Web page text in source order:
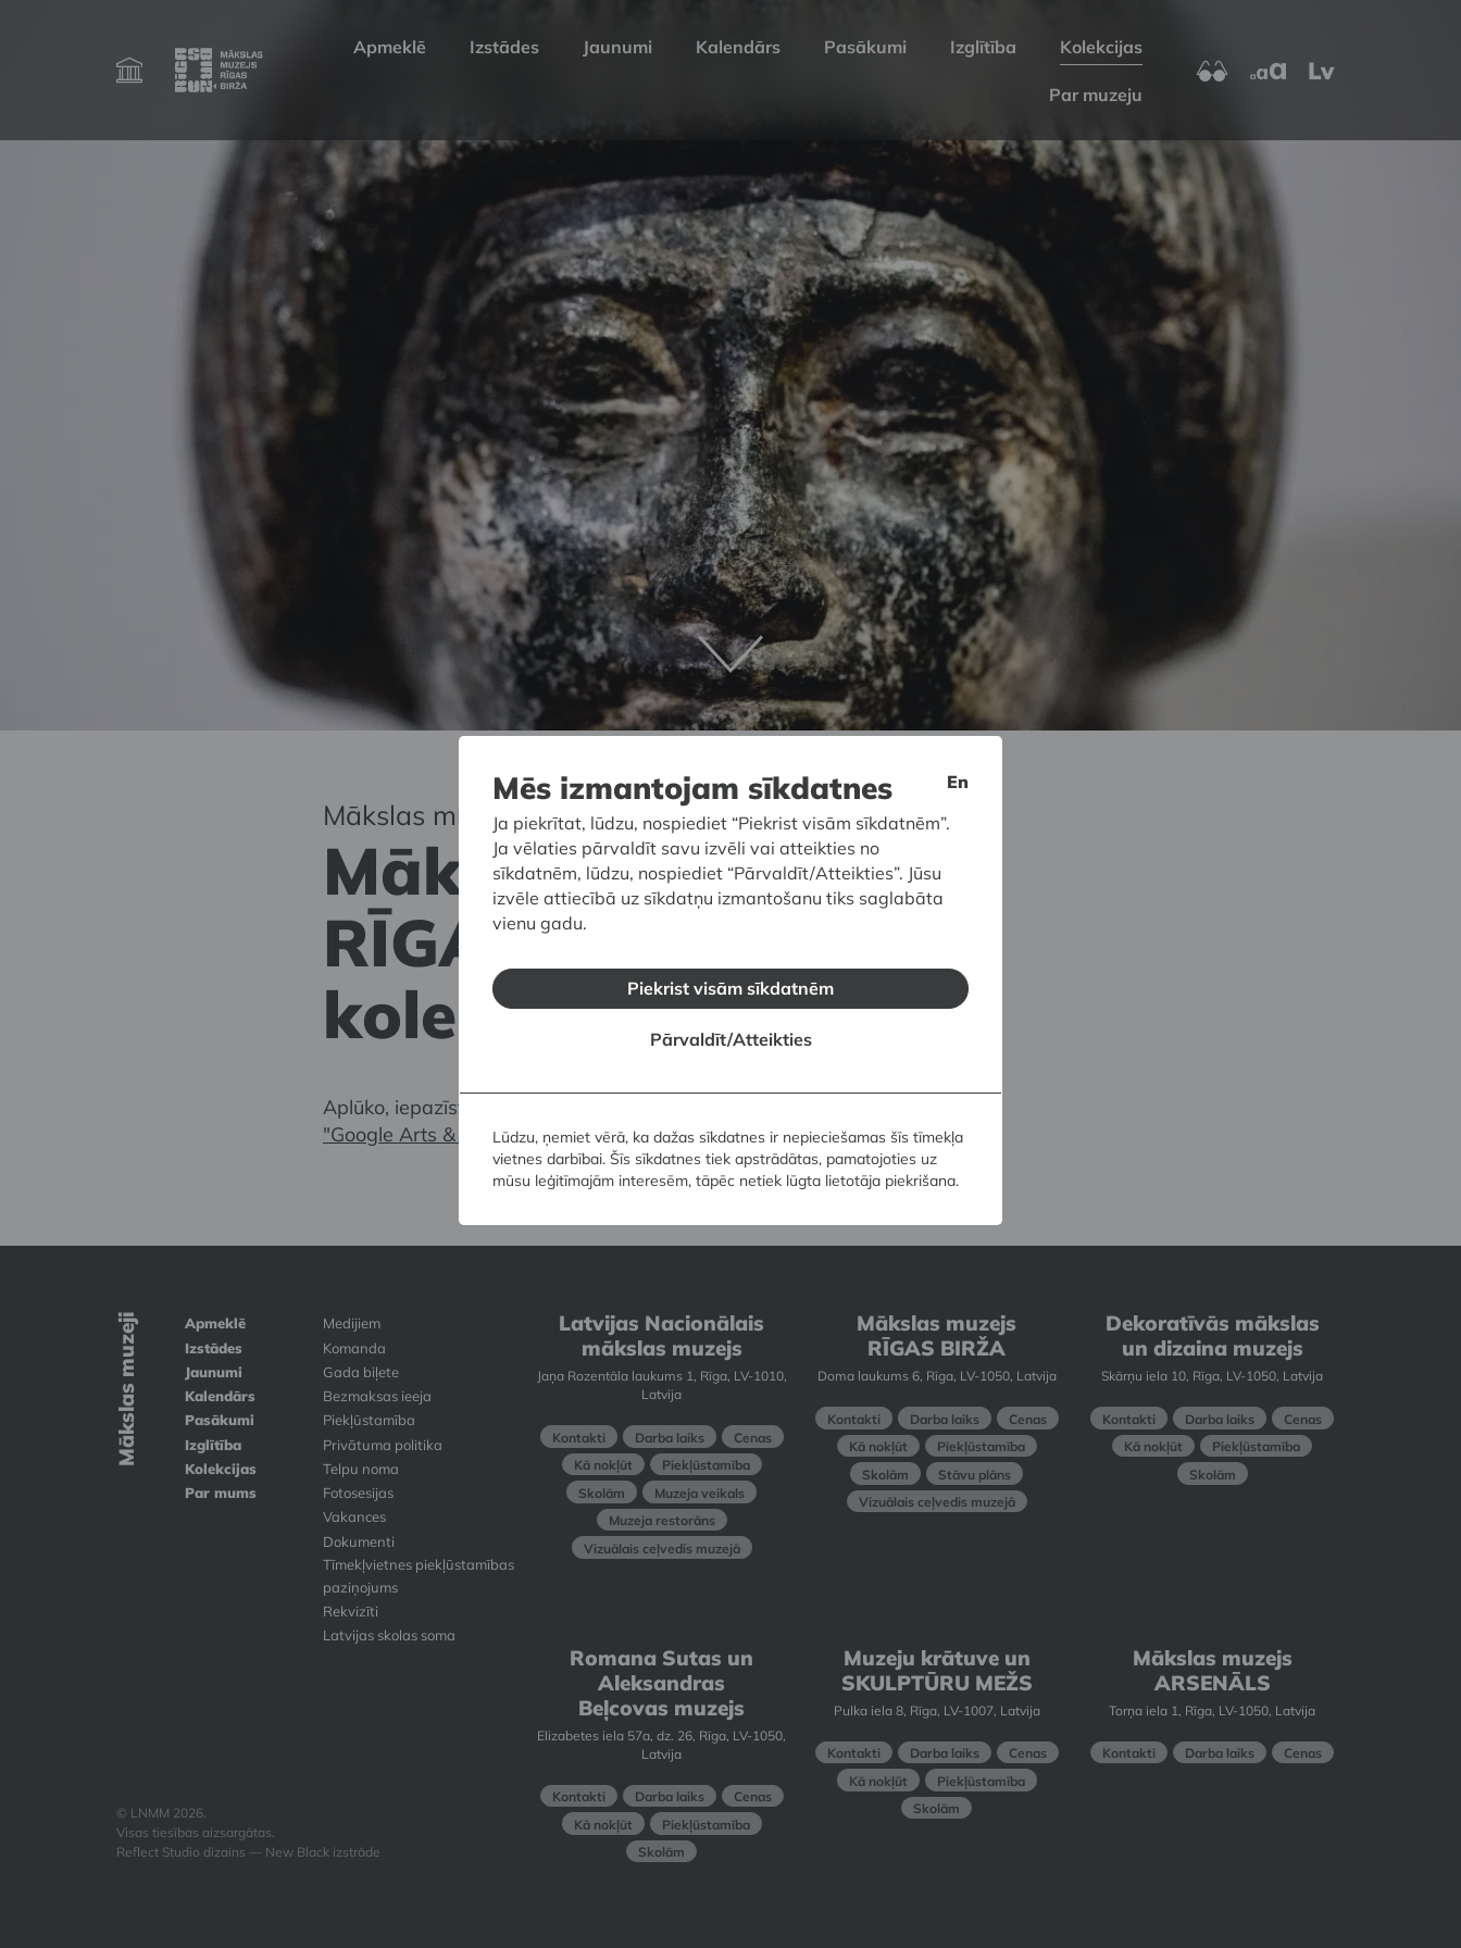
Apmeklē Izstādes Jaunumi Kalendārs Pasākumi Izglītība Kolekcijas
Par muzeju
Lv
Mākslas muzejs RĪGAS BIRŽA
Mākslas muzeja
RĪGAS BIRŽA
kolekcija tiešsaistē
Aplūko, iepazīsti un izzini Mākslas muzeja RĪGAS BIRŽA kolekciju platformā
"Google Arts & Culture".
Mākslas muzeji
Apmeklē
Izstādes
Jaunumi
Kalendārs
Pasākumi
Izglītība
Kolekcijas
Par mums
Medijiem
Komanda
Gada biļete
Bezmaksas ieeja
Piekļūstamība
Privātuma politika
Telpu noma
Fotosesijas
Vakances
Dokumenti
Tīmekļvietnes piekļūstamības
paziņojums
Rekvizīti
Latvijas skolas soma
© LNMM 2026.
Visas tiesības aizsargātas.
Reflect Studio dizains — New Black izstrāde
Latvijas Nacionālais
mākslas muzejs
Jaņa Rozentāla laukums 1, Rīga, LV-1010,
Latvija
Kontakti Darba laiks
Cenas
Kā nokļūt
Piekļūstamība
Skolām
Muzeja veikals
Muzeja restorāns
Vizuālais ceļvedis muzejā
Mākslas muzejs
RĪGAS BIRŽA
Doma laukums 6, Rīga, LV-1050, Latvija
Kontakti Darba laiks
Cenas
Kā nokļūt
Piekļūstamība
Skolām
Stāvu plāns
Vizuālais ceļvedis muzejā
Dekoratīvās mākslas
un dizaina muzejs
Skārņu iela 10, Rīga, LV-1050, Latvija
Kontakti Darba laiks
Cenas
Kā nokļūt
Piekļūstamība
Skolām
Romana Sutas un
Aleksandras
Beļcovas muzejs
Elizabetes iela 57a, dz. 26, Rīga, LV-1050,
Latvija
Kontakti Darba laiks
Cenas
Kā nokļūt
Piekļūstamība
Skolām
Muzeju krātuve un
SKULPTŪRU MEŽS
Pulka iela 8, Rīga, LV-1007, Latvija
Kontakti Darba laiks
Cenas
Kā nokļūt
Piekļūstamība
Skolām
Mākslas muzejs
ARSENĀLS
Torņa iela 1, Rīga, LV-1050, Latvija
Kontakti Darba laiks Cenas
En
Mēs izmantojam sīkdatnes
Ja piekrītat, lūdzu, nospiediet “Piekrist visām sīkdatnēm”.
Ja vēlaties pārvaldīt savu izvēli vai atteikties no
sīkdatnēm, lūdzu, nospiediet “Pārvaldīt/Atteikties”. Jūsu
izvēle attiecībā uz sīkdatņu izmantošanu tiks saglabāta
vienu gadu.
Piekrist visām sīkdatnēm
Pārvaldīt/Atteikties
Lūdzu, ņemiet vērā, ka dažas sīkdatnes ir nepieciešamas šīs tīmekļa
vietnes darbībai. Šīs sīkdatnes tiek apstrādātas, pamatojoties uz
mūsu leģitīmajām interesēm, tāpēc netiek lūgta lietotāja piekrišana.